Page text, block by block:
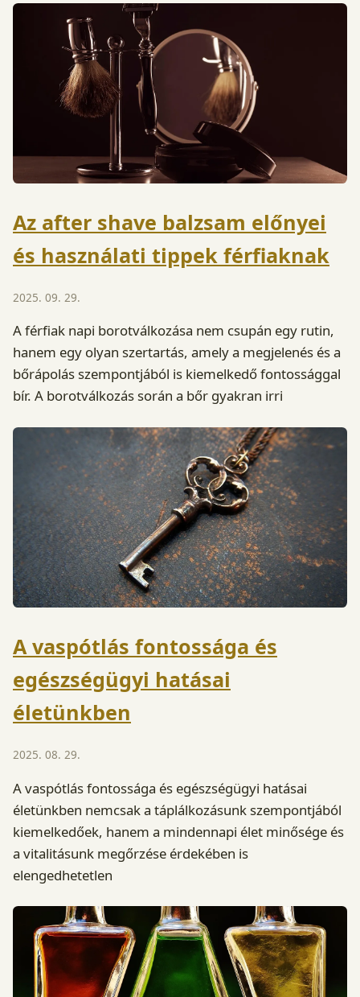
Az after shave balzsam előnyei
és használati tippek férfiaknak
2025. 09. 29.
A férfiak napi borotválkozása nem csupán egy rutin,
hanem egy olyan szertartás, amely a megjelenés és a
bőrápolás szempontjából is kiemelkedő fontossággal
bír. A borotválkozás során a bőr gyakran irri
A vaspótlás fontossága és
egészségügyi hatásai
életünkben
2025. 08. 29.
A vaspótlás fontossága és egészségügyi hatásai
életünkben nemcsak a táplálkozásunk szempontjából
kiemelkedőek, hanem a mindennapi élet minősége és
a vitalitásunk megőrzése érdekében is
elengedhetetlen